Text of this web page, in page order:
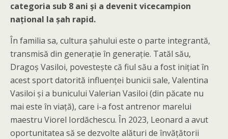
categoria sub 8 ani și a devenit vicecampion
național la șah rapid.
În familia sa, cultura șahului este o parte integrantă,
transmisă din generație în generație. Tatăl său,
Dragoș Vasiloi, povestește că fiul său a fost inițiat în
acest sport datorită influenței bunicii sale, Valentina
Vasiloi și a bunicului Valerian Vasiloi (din păcate nu
mai este în viață), care i-a fost antrenor marelui
maestru Viorel Iordăchescu. În 2023, Leonard a avut
oportunitatea să se dezvolte alături de învățătorii